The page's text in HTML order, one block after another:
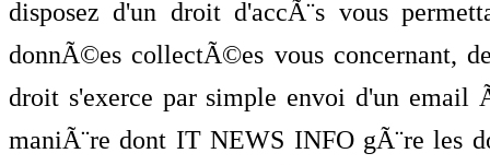
disposez d'un droit d'accÃ¨s vous
donnÃ©es collectÃ©es vous concernant,
droit s'exerce par simple envoi d'un
maniÃ¨re dont IT NEWS INFO gÃ¨re les